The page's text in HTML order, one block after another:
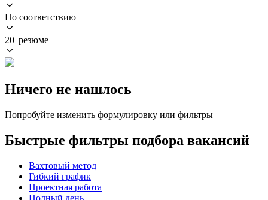
По соответствию
20 резюме
Ничего не нашлось
Попробуйте изменить формулировку или фильтры
Быстрые фильтры подбора вакансий
Вахтовый метод
Гибкий график
Проектная работа
Полный день